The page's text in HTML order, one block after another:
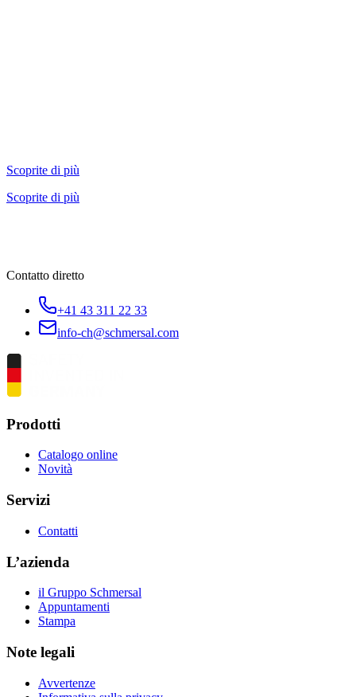
Scoprite di più
Scoprite di più
Contatto diretto
+41 43 311 22 33
info-ch@schmersal.com
Prodotti
Catalogo online
Novità
Servizi
Contatti
L’azienda
il Gruppo Schmersal
Appuntamenti
Stampa
Note legali
Avvertenze